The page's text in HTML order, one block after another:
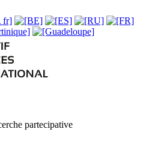
partecipative